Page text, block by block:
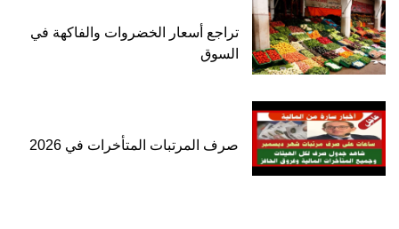
تراجع أسعار الخضروات والفاكهة في
السوق
صرف المرتبات المتأخرات في 2026